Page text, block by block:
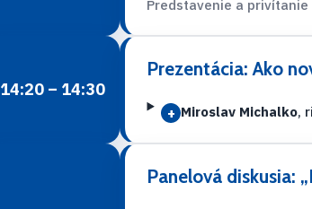
Predstavenie a
14:20 – 14:30
Prezentácia: Ako
+ Miroslav Michalko,
Panelová diskusia: